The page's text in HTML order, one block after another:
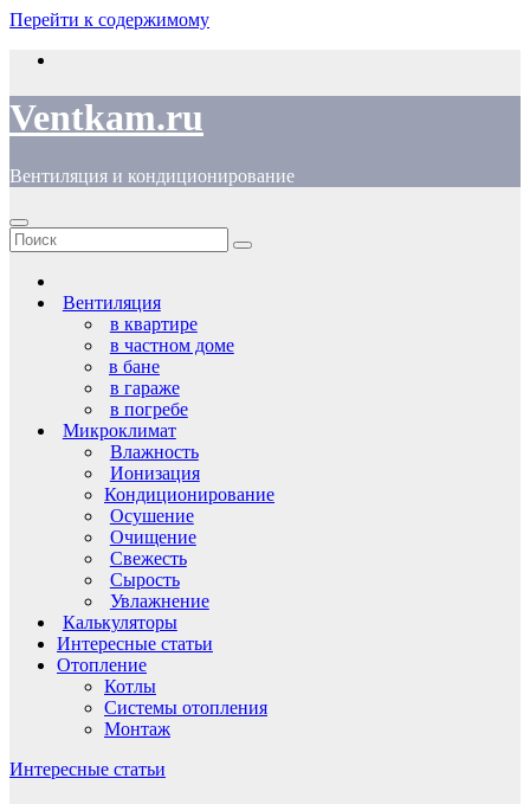
Перейти к содержимому
Ventkam.ru
Вентиляция и кондиционирование
Вентиляция
в квартире
в частном доме
в бане
в гараже
в погребе
Микроклимат
Влажность
Ионизация
Кондиционирование
Осушение
Очищение
Свежесть
Сырость
Увлажнение
Калькуляторы
Интересные статьи
Отопление
Котлы
Системы отопления
Монтаж
Интересные статьи